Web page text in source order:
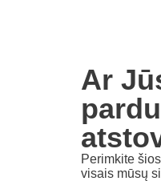
Ar
Perimkite
visais mūsų